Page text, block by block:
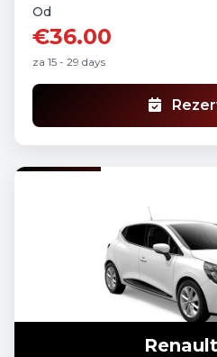
Od
€36.00
za 15 - 29 days